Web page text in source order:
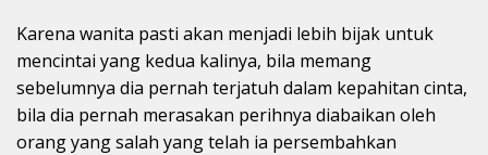
Karena wanita pasti akan menjadi lebih bijak untuk
mencintai yang kedua kalinya, bila memang
sebelumnya dia pernah terjatuh dalam kepahitan cinta,
bila dia pernah merasakan perihnya diabaikan oleh
orang yang salah yang telah ia persembahkan